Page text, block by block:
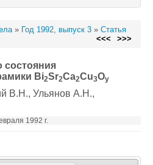
» Год 1992, выпуск 3 » Статья
<<< >>>
состояния
Bi2Sr2Ca2Cu3Oy
В.Н., Ульянов А.Н.,
1992 г.